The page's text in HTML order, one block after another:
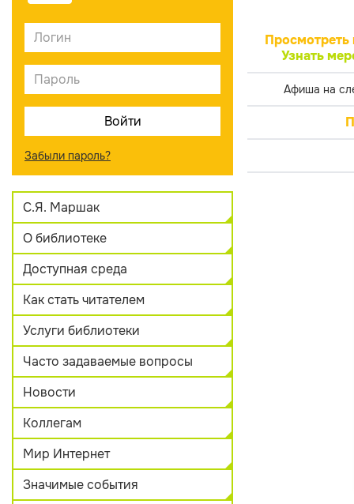
Забыли пароль?
С.Я. Маршак
О библиотеке
Доступная среда
Как стать читателем
Услуги библиотеки
Часто задаваемые вопросы
Новости
Коллегам
Мир Интернет
Значимые события
Просмотреть
Узнать
Афиша на